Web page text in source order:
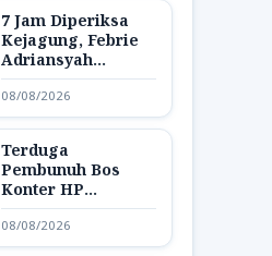
7 Jam Diperiksa
Kejagung, Febrie
Adriansyah
Dibawa Lagi ke
Rutan KPK
08/08/2026
Terduga
Pembunuh Bos
Konter HP
Ambarawa
Ditangkap,
Ternyata Teman
08/08/2026